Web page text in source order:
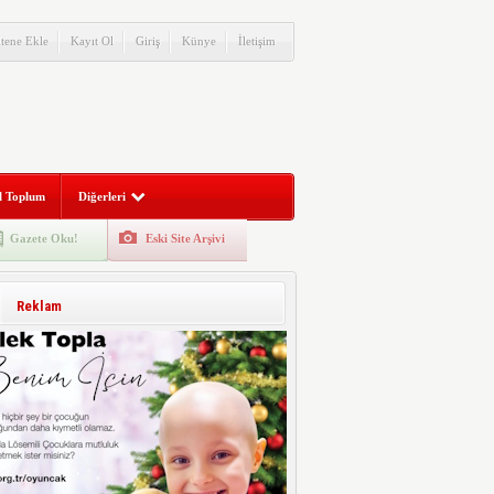
Ekle Kayıt Ol Giriş Künye İletişim
Toplum Diğerleri
Gazete Oku! Eski Site Arşivi
Reklam